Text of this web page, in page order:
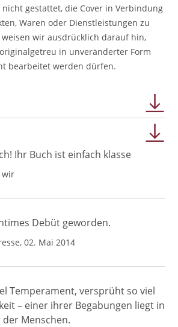
gestattet, die Cover in Verbindung
Waren oder Dienstleistungen zu
wir ausdrücklich darauf hin,
in unveränderter Form
bearbeitet werden dürfen.
Ihr Buch ist einfach klasse
wir
Debüt geworden.
02. Mai 2014
Temperament, versprüht so viel
– einer ihrer Begabungen liegt in
Menschen.